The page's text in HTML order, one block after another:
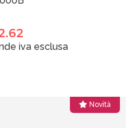
iva esclusa
Novità